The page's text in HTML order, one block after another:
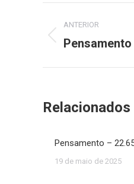
de
post:
ANTERIOR
Post
Relacionados
Pensamento –
19 de maio de 2025